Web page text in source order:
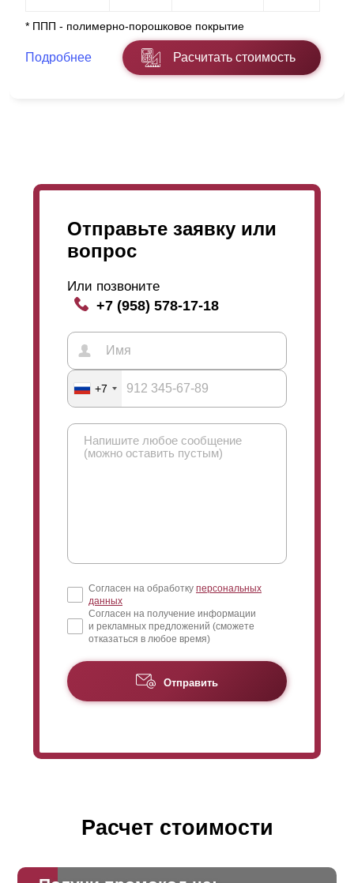
* ППП - полимерно-порошковое покрытие
Подробнее Расчитать стоимость
Отправьте заявку или
вопрос
Или позвоните
+7 (958) 578-17-18
+7
Согласен на обработку персональных
данных
Согласен на получение информации
и рекламных предложений (сможете
отказаться в любое время)
Отправить
Расчет стоимости